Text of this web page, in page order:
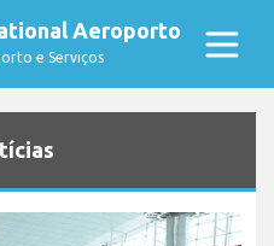
Aeroporto
e Serviços